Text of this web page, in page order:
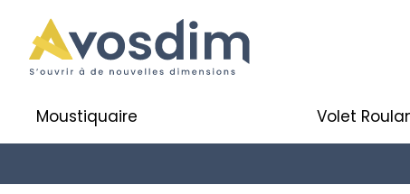
Moustiquaire Volet